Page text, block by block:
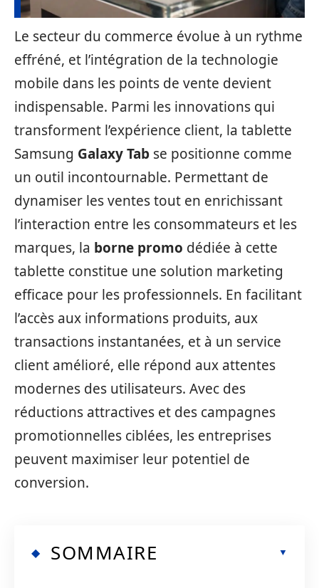
Le secteur du commerce évolue à un rythme
effréné, et l’intégration de la technologie
mobile dans les points de vente devient
indispensable. Parmi les innovations qui
transforment l’expérience client, la tablette
Samsung Galaxy Tab se positionne comme
un outil incontournable. Permettant de
dynamiser les ventes tout en enrichissant
l’interaction entre les consommateurs et les
marques, la borne promo dédiée à cette
tablette constitue une solution marketing
efficace pour les professionnels. En facilitant
l’accès aux informations produits, aux
transactions instantanées, et à un service
client amélioré, elle répond aux attentes
modernes des utilisateurs. Avec des
réductions attractives et des campagnes
promotionnelles ciblées, les entreprises
peuvent maximiser leur potentiel de
conversion.
SOMMAIRE